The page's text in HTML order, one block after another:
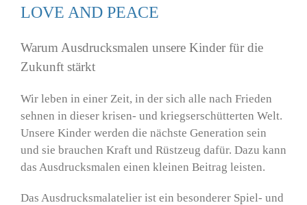
LOVE AND PEACE
Warum Ausdrucksmalen unsere Kinder für die
Zukunft stärkt
Wir leben in einer Zeit, in der sich alle nach Frieden
sehnen in dieser krisen- und kriegserschütterten Welt.
Unsere Kinder werden die nächste Generation sein
und sie brauchen Kraft und Rüstzeug dafür. Dazu kann
das Ausdrucksmalen einen kleinen Beitrag leisten.
Das Ausdrucksmalatelier ist ein besonderer Spiel- und